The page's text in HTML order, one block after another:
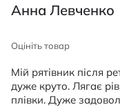
Анна Левченко
Оцініть товар
Мій рятівник після
дуже круто. Лягає
плівки. Дуже